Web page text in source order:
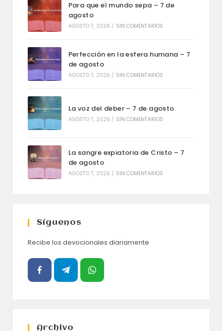
Para que el mundo sepa – 7 de
agosto
AGOSTO 7, 2026 / SIN COMENTARIOS
Perfección en la esfera humana – 7
de agosto
AGOSTO 7, 2026 / SIN COMENTARIOS
La voz del deber – 7 de agosto
AGOSTO 7, 2026 / SIN COMENTARIOS
La sangre expiatoria de Cristo – 7
de agosto
AGOSTO 7, 2026 / SIN COMENTARIOS
Síguenos
Recibe los devocionales diariamente
Archivo